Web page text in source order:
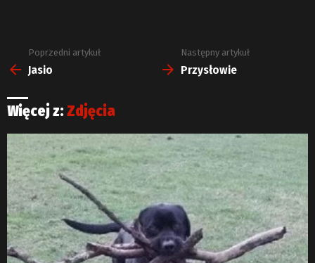
Zobacz
więcej
Poprzedni artykuł
Jasio
Następny artykuł
Przysłowie
Więcej z:Zdjęcia